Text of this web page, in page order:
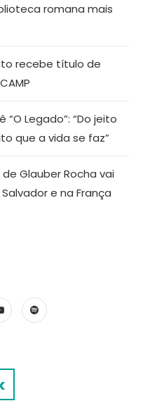
romana mais
recebe título de
Legado”: “Do jeito
que a vida se faz”
Glauber Rocha vai
e na França